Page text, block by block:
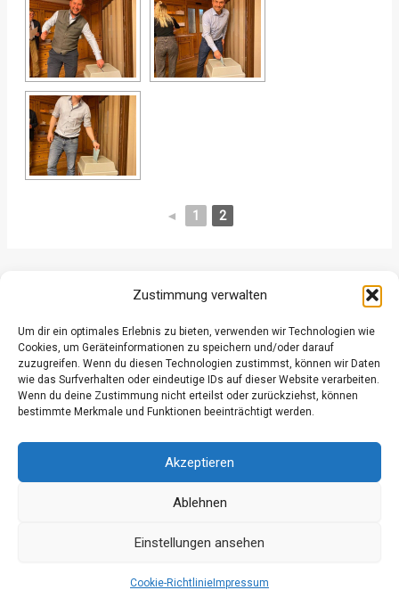
Zustimmung verwalten
Um dir ein optimales Erlebnis zu bieten, verwenden wir Technologien wie
Cookies, um Geräteinformationen zu speichern und/oder darauf
zuzugreifen. Wenn du diesen Technologien zustimmst, können wir Daten
wie das Surfverhalten oder eindeutige IDs auf dieser Website verarbeiten.
Wenn du deine Zustimmung nicht erteilst oder zurückziehst, können
bestimmte Merkmale und Funktionen beeinträchtigt werden.
Akzeptieren
Ablehnen
Einstellungen ansehen
Cookie-Richtlinie Impressum
◄ 1 2
Datenschutz
Impressum